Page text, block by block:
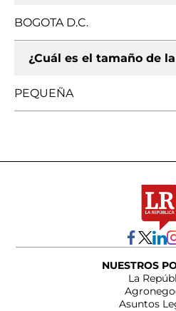
BOGOTA D.C.
¿Cuál es el tamaño de
PEQUEÑA
NUESTROS
La
Asuntos